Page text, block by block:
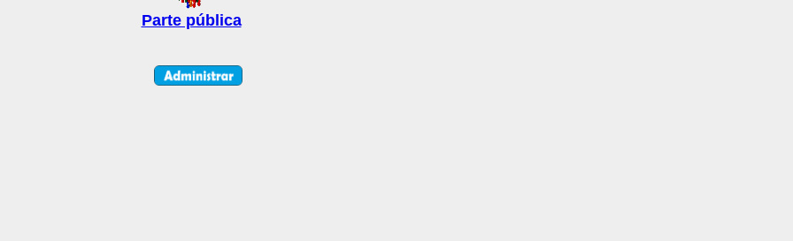
Parte pública